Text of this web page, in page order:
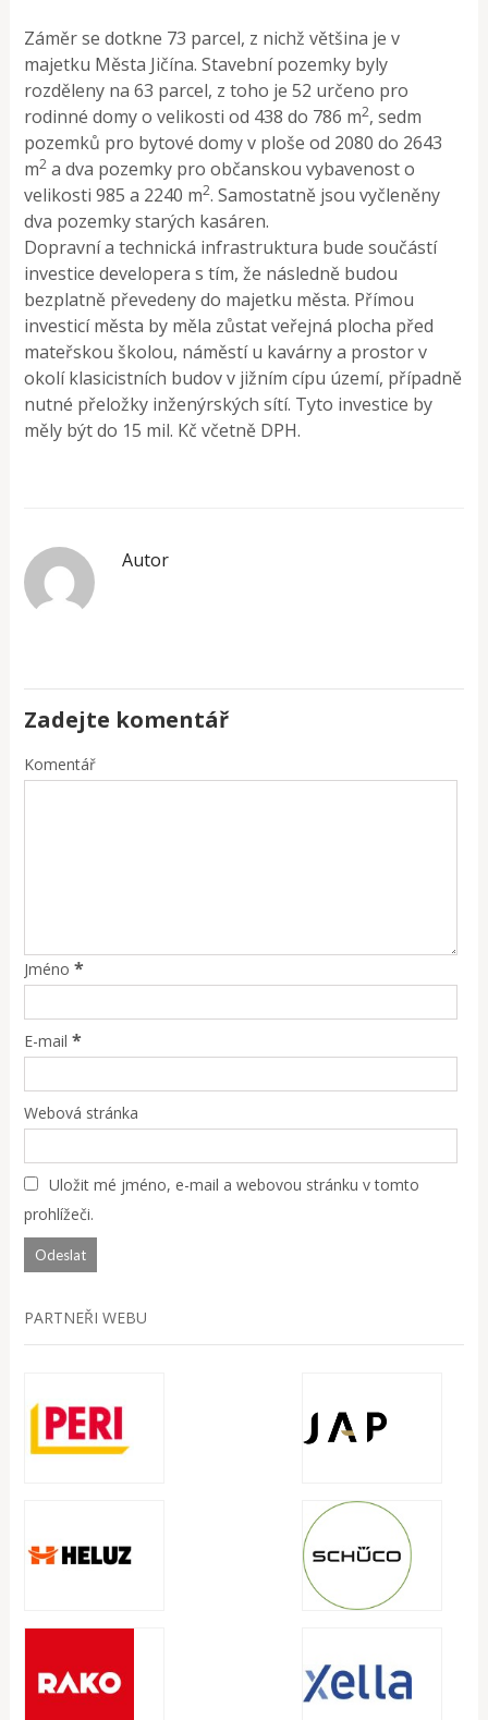
Záměr se dotkne 73 parcel, z nichž většina je v
majetku Města Jičína. Stavební pozemky byly
rozděleny na 63 parcel, z toho je 52 určeno pro
rodinné domy o velikosti od 438 do 786 m2, sedm
pozemků pro bytové domy v ploše od 2080 do 2643
m2 a dva pozemky pro občanskou vybavenost o
velikosti 985 a 2240 m2. Samostatně jsou vyčleněny
dva pozemky starých kasáren.
Dopravní a technická infrastruktura bude součástí
investice developera s tím, že následně budou
bezplatně převedeny do majetku města. Přímou
investicí města by měla zůstat veřejná plocha před
mateřskou školou, náměstí u kavárny a prostor v
okolí klasicistních budov v jižním cípu území, případně
nutné přeložky inženýrských sítí. Tyto investice by
měly být do 15 mil. Kč včetně DPH.
Autor
Zadejte komentář
Komentář
Jméno *
E-mail *
Webová stránka
Uložit mé jméno, e-mail a webovou stránku v tomto
prohlížeči.
PARTNEŘI WEBU